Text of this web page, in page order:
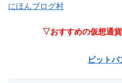
にほんブログ村
▽おすすめの仮想通
ビットバ